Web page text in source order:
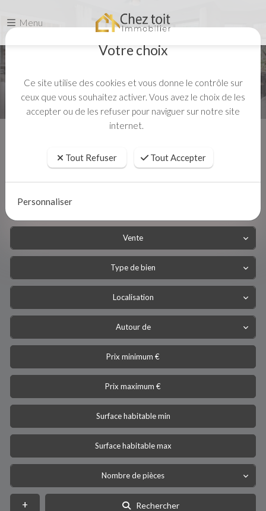
Menu
Vente
Type de bien
Localisation
Autour de
Nombre de pièces
Rechercher
Votre choix
Ce site utilise des cookies et vous donne le contrôle sur
ceux que vous souhaitez activer. Vous avez le choix de les
accepter ou de les refuser pour naviguer sur notre site
internet.
Tout Refuser Tout Accepter
Personnaliser